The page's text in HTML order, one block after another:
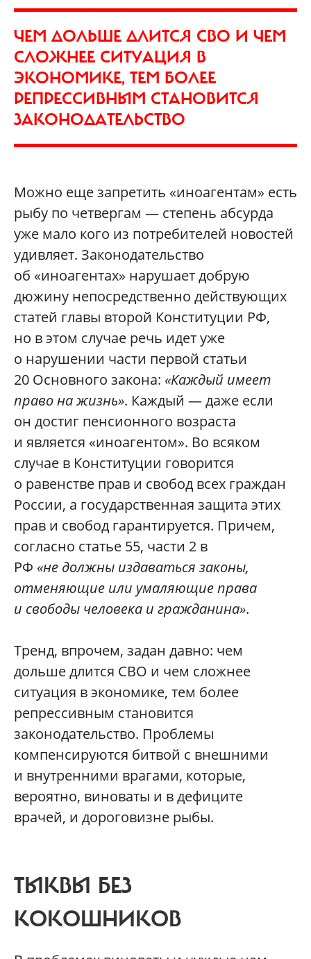
ЧЕМ ДОЛЬШЕ ДЛИТСЯ СВО И ЧЕМ
СЛОЖНЕЕ СИТУАЦИЯ В
ЭКОНОМИКЕ, ТЕМ БОЛЕЕ
РЕПРЕССИВНЫМ СТАНОВИТСЯ
ЗАКОНОДАТЕЛЬСТВО
Можно еще запретить «иноагентам» есть
рыбу по четвергам — степень абсурда
уже мало кого из потребителей новостей
удивляет. Законодательство
об «иноагентах» нарушает добрую
дюжину непосредственно действующих
статей главы второй Конституции РФ,
но в этом случае речь идет уже
о нарушении части первой статьи
20 Основного закона: «Каждый имеет
право на жизнь». Каждый — даже если
он достиг пенсионного возраста
и является «иноагентом». Во всяком
случае в Конституции говорится
о равенстве прав и свобод всех граждан
России, а государственная защита этих
прав и свобод гарантируется. Причем,
согласно статье 55, части 2 в
РФ «не должны издаваться законы,
отменяющие или умаляющие права
и свободы человека и гражданина».
Тренд, впрочем, задан давно: чем
дольше длится СВО и чем сложнее
ситуация в экономике, тем более
репрессивным становится
законодательство. Проблемы
компенсируются битвой с внешними
и внутренними врагами, которые,
вероятно, виноваты и в дефиците
врачей, и дороговизне рыбы.
ТЫКВЫ БЕЗ
КОКОШНИКОВ